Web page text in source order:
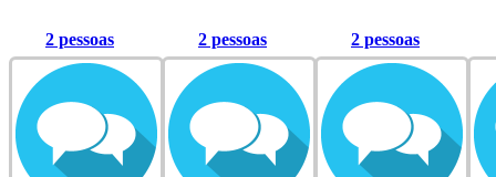
2 pessoas 2 pessoas 2 pessoas